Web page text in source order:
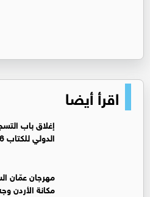
اقرأ أيضا
إغلاق باب
الدولي للكتاب 2026
مكانة الأردن